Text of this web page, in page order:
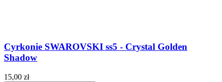
Cyrkonie SWAROVSKI ss5 - Crystal Golden
Shadow
15,00 zł